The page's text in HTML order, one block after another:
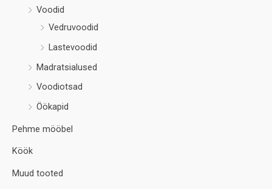
Voodid
Vedruvoodid
Lastevoodid
Madratsialused
Voodiotsad
Öökapid
Pehme mööbel
Köök
Muud tooted